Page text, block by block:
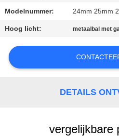
PRIVACY
POLICY
Modelnummer: 24mm 25mm
Hoog licht: metaalbal met
DETAILS
vergelijkbare